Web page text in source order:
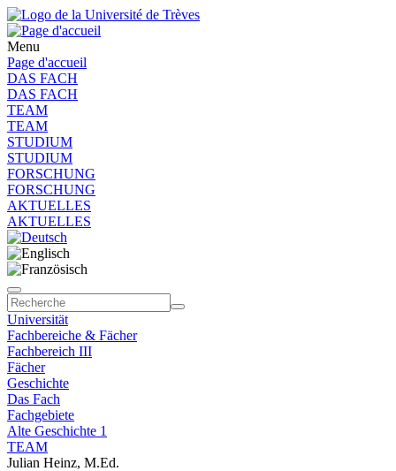
Menu
Page d'accueil
DAS FACH
DAS FACH
TEAM
TEAM
STUDIUM
STUDIUM
FORSCHUNG
FORSCHUNG
AKTUELLES
AKTUELLES
Universität
Fachbereiche & Fächer
Fachbereich III
Fächer
Geschichte
Das Fach
Fachgebiete
Alte Geschichte 1
TEAM
Julian Heinz, M.Ed.